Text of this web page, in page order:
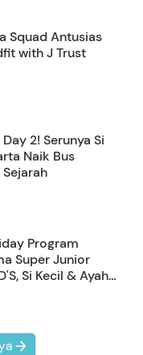
Squad Antusias
with J Trust
2! Serunya Si
Naik Bus
Program
Super Junior
Si Kecil & Ayah